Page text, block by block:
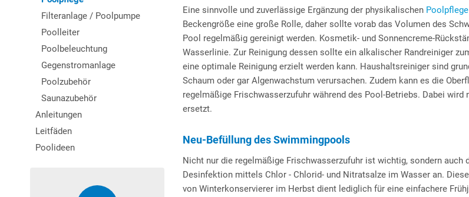
Filteranlage / Poolpumpe
Poolleiter
Poolbeleuchtung
Gegenstromanlage
Poolzubehör
Saunazubehör
Anleitungen
Leitfäden
Poolideen
Eine sinnvolle und zuverlässige Ergänzung der physikalischen Poolpflege
Beckengröße eine große Rolle, daher sollte vorab das Volumen des
Pool regelmäßig gereinigt werden. Kosmetik- und Sonnencreme-
Wasserlinie. Zur Reinigung dessen sollte ein alkalischer Randreiniger
eine optimale Reinigung erzielt werden kann. Haushaltsreiniger sind
Schaum oder gar Algenwachstum verursachen. Zudem kann es die
regelmäßige Frischwasserzufuhr während des Pool-Betriebs. Dabei
ersetzt.
Neu-Befüllung des Swimmingpools
Nicht nur die regelmäßige Frischwasserzufuhr ist wichtig, sondern
Desinfektion mittels Chlor - Chlorid- und Nitratsalze im Wasser an.
von Winterkonservierer im Herbst dient lediglich für eine einfachere